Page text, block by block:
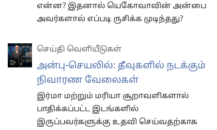
என்ன? இதனால் யெகோவாவின் அன்பை
அவர்களால் எப்படி ருசிக்க முடிந்தது?
செய்தி வெளியீடுகள்
அன்பு-செயலில்: தீவுகளில் நடக்கும்
நிவாரண வேலைகள்
இர்மா மற்றும் மரியா சூறாவளிகளால்
பாதிக்கப்பட்ட இடங்களில்
இருப்பவர்களுக்கு உதவி செய்வதற்காக